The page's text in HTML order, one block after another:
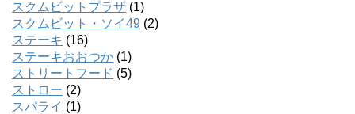
スクムビットプラザ (1)
スクムビット・ソイ49 (2)
ステーキ (16)
ステーキおおつか (1)
ストリートフード (5)
ストロー (2)
スパライ (1)